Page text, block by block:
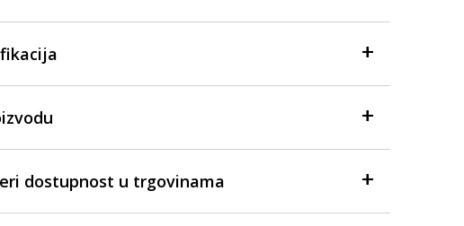
dostupnost u trgovinama